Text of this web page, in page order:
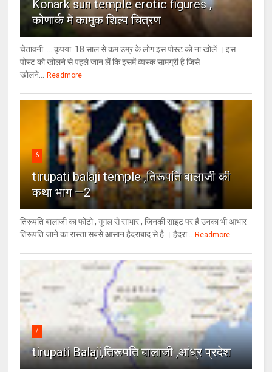
Konark sun temple erotic figures ,
कोणार्क में कामुक शिल्प चित्रण
चेतावनी .....कृपया 18 साल से कम उम्र के लोग इस पोस्ट को ना खोलें । इस
पोस्ट को खोलने से पहले जान लें कि इसमें व्यस्क सामग्री है जिसे
खोलने...
Readmore
6
tirupati balaji temple ,तिरूपति बालाजी की
कथा भाग —2
तिरूपति बालाजी का फोटो , गूगल से साभार , ​जिनकी साइट पर है उनका भी आभार
तिरूपति जाने का रास्ता सबसे आसान हैदराबाद से है । हैदरा...
Readmore
7
tirupati Balaji,तिरूपति बालाजी ,आंध्र प्रदेश